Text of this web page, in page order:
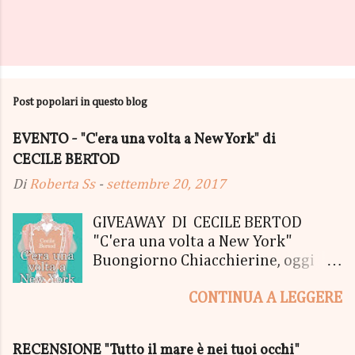
Post popolari in questo blog
EVENTO - "C'era una volta a New York" di
CECILE BERTOD
DiRoberta Ss - settembre 20, 2017
GIVEAWAY DI CECILE BERTOD
"C'era una volta a New York"
Buongiorno Chiacchierine, oggi
lanciamo il SUPER MEGA GIVEAWAY
CONTINUA A LEGGERE
RECENSIONE "Tutto il mare è nei tuoi occhi"